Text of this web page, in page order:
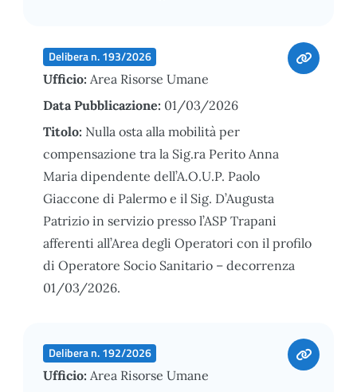
Delibera n. 193/2026
Ufficio: Area Risorse Umane
Data Pubblicazione: 01/03/2026
Titolo: Nulla osta alla mobilità per
compensazione tra la Sig.ra Perito Anna
Maria dipendente dell’A.O.U.P. Paolo
Giaccone di Palermo e il Sig. D’Augusta
Patrizio in servizio presso l’ASP Trapani
afferenti all’Area degli Operatori con il profilo
di Operatore Socio Sanitario – decorrenza
01/03/2026.
Delibera n. 192/2026
Ufficio: Area Risorse Umane